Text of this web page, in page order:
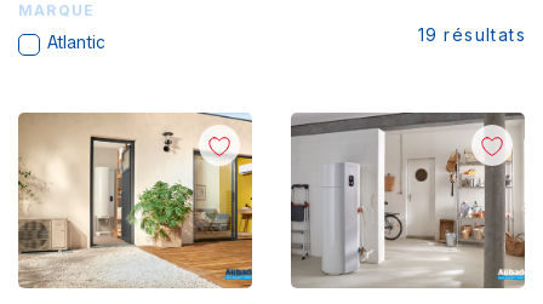
MARQUE
Atlantic 19 résultats